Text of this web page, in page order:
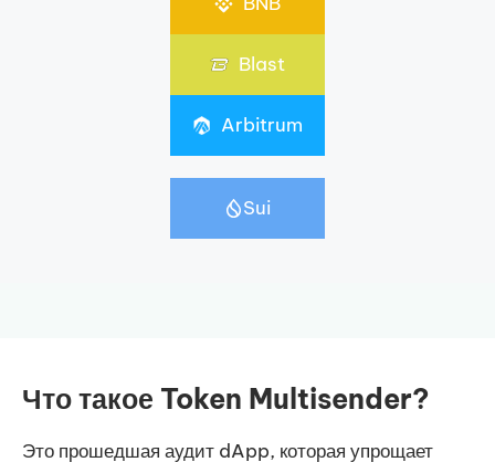
Blast
Arbitrum
Sui
Что такое Token Multisender?
Это прошедшая аудит dApp, которая упрощает